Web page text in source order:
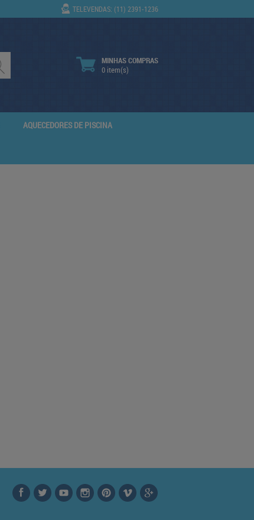
TELEVENDAS: (11) 2391-1236
MINHAS COMPRAS
0 item(s)
AQUECEDORES DE PISCINA